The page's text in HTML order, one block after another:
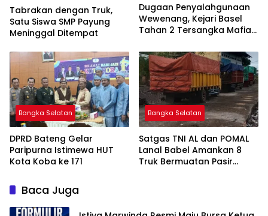
Tabrakan dengan Truk,
Satu Siswa SMP Payung
Meninggal Ditempat
Dugaan Penyalahgunaan
Wewenang, Kejari Basel
Tahan 2 Tersangka Mafia
Bangka Selatan
DPRD Bateng Gelar
Paripurna Istimewa HUT
Kota Koba ke 171
Bangka Selatan
Satgas TNI AL dan POMAL
Lanal Babel Amankan 8
Truk Bermuatan Pasir
Baca Juga